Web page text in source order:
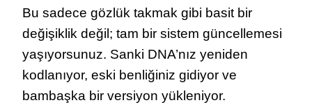
Bu sadece gözlük takmak gibi basit bir
değişiklik değil; tam bir sistem güncellemesi
yaşıyorsunuz. Sanki DNA’nız yeniden
kodlanıyor, eski benliğiniz gidiyor ve
bambaşka bir versiyon yükleniyor.